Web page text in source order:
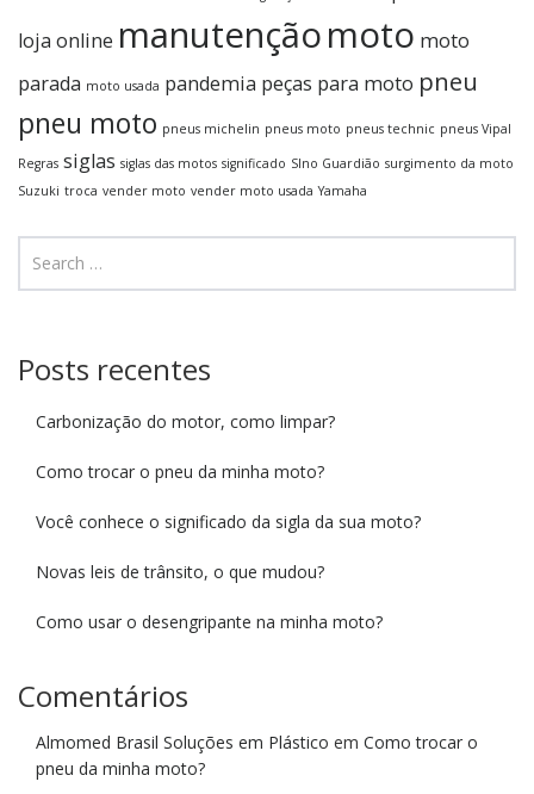
loja online manutençãomoto moto
parada moto usada pandemia peças para moto pneu
pneu moto pneus michelin pneus moto pneus technic pneus Vipal
Regras siglas siglas das motos significado SIno Guardião surgimento da moto
Suzuki troca vender moto vender moto usada Yamaha
Posts recentes
Carbonização do motor, como limpar?
Como trocar o pneu da minha moto?
Você conhece o significado da sigla da sua moto?
Novas leis de trânsito, o que mudou?
Como usar o desengripante na minha moto?
Comentários
Almomed Brasil Soluções em Plástico em Como trocar o
pneu da minha moto?